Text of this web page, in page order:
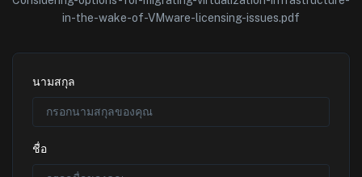
in-the-wake-of-VMware-licensing-issues.pdf
นามสกุล
ชื่อ